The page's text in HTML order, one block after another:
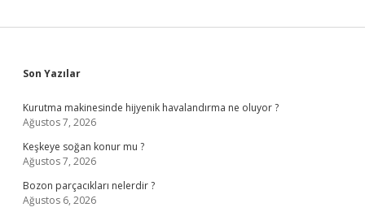
Sidebar
Son Yazılar
Kurutma makinesinde hijyenik havalandırma ne oluyor ?
Ağustos 7, 2026
Keşkeye soğan konur mu ?
Ağustos 7, 2026
Bozon parçacıkları nelerdir ?
Ağustos 6, 2026